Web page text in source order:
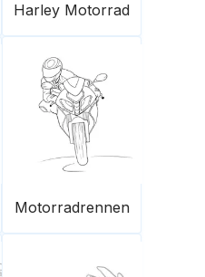
Harley Motorrad
Motorradrennen